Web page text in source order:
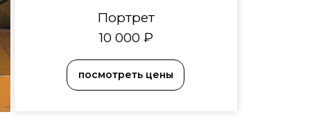
Портрет
10 000 ₽
посмотреть цены